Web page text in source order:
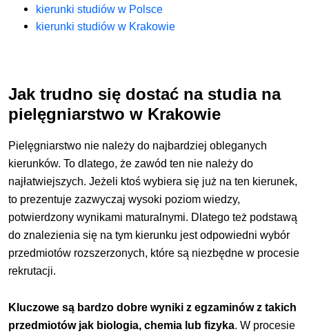
kierunki studiów w Polsce
kierunki studiów w Krakowie
Jak trudno się dostać na studia na
pielęgniarstwo w Krakowie
Pielęgniarstwo nie należy do najbardziej obleganych
kierunków. To dlatego, że zawód ten nie należy do
najłatwiejszych. Jeżeli ktoś wybiera się już na ten kierunek,
to prezentuje zazwyczaj wysoki poziom wiedzy,
potwierdzony wynikami maturalnymi. Dlatego też podstawą
do znalezienia się na tym kierunku jest odpowiedni wybór
przedmiotów rozszerzonych, które są niezbędne w procesie
rekrutacji.
Kluczowe są bardzo dobre wyniki z egzaminów z takich
przedmiotów jak biologia, chemia lub fizyka. W procesie